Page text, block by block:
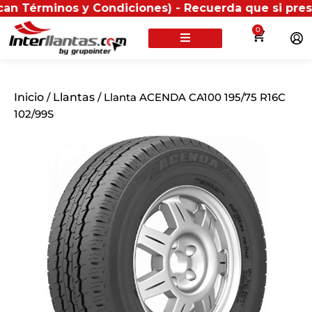
y Condiciones) - Recuerda que si
0
Inicio / Llantas / Llanta ACENDA CA100 195/75 R16C
102/99S